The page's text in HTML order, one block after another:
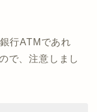
行ATMであれ
で、注意しまし